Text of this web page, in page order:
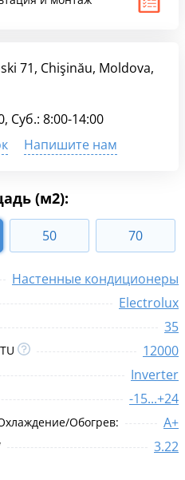
(м2):
50 70
Настенные кондиционеры
Electrolux
35
12000
Inverter
-15...+24
Обогрев: A+
3.22
71, Chişinău, Moldova,
Суб.: 8:00-14:00
Напишите нам